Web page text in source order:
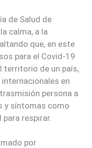
de Salud de
calma, a la
que, en este
para el Covid-19
territorio de un país,
en
persona a
y síntomas como
respirar.
por